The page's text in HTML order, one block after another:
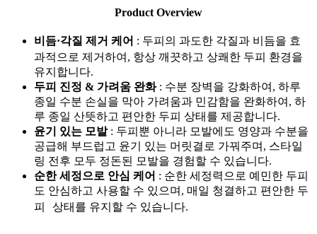
Product Overview
비듬·각질 제거 케어 : 두피의 과도한 각질과 비듬을 효
과적으로 제거하여, 항상 깨끗하고 상쾌한 두피 환경을
유지합니다.
두피 진정 & 가려움 완화: 수분 장벽을 강화하여, 하루
종일 수분 손실을 막아 가려움과 민감함을 완화하여, 하
루 종일 산뜻하고 편안한 두피 상태를 제공합니다.
윤기 있는 모발: 두피뿐 아니라 모발에도 영양과 수분을
공급해 부드럽고 윤기 있는 머릿결로 가꿔주며, 스타일
링 전후 모두 정돈된 모발을 경험할 수 있습니다.
순한 세정으로 안심 케어 : 순한 세정력으로 예민한 두피
도 안심하고 사용할 수 있으며, 매일 청결하고 편안한 두
피 상태를 유지할 수 있습니다.